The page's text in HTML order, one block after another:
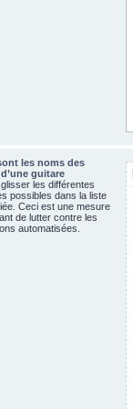
les noms des
guitare
glisser les différentes
possibles dans la liste
Ceci est une mesure
de lutter contre les
automatisées.